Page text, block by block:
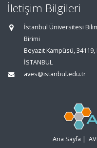
İletişim Bilgileri
İstanbul Üniversitesi
Birimi
Beyazıt Kampüsü, 34119,
İSTANBUL
aves@istanbul.edu.tr
Ana Sayfa |